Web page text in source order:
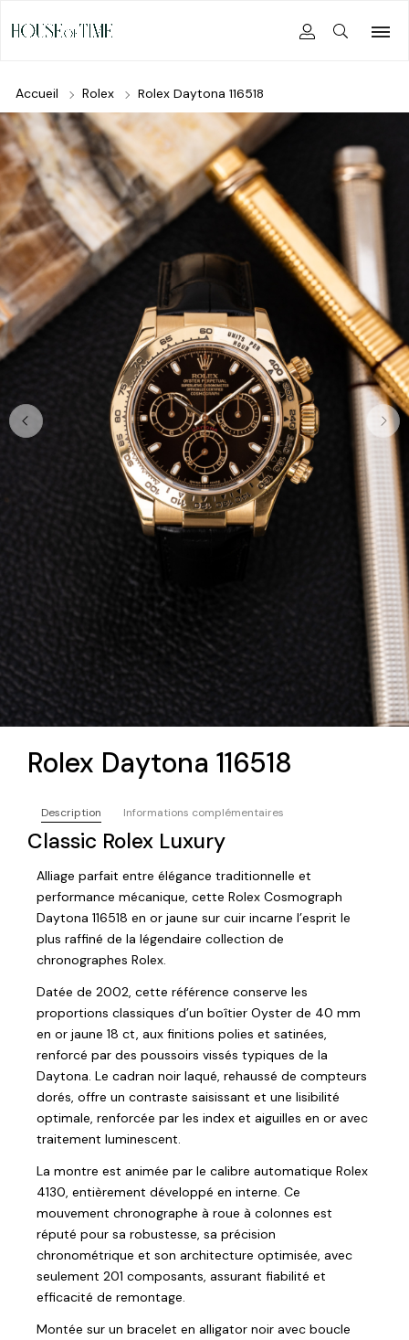
Accueil Rolex Rolex Daytona 116518
Rolex Daytona 116518
Description Informations complémentaires
Classic Rolex Luxury
Alliage parfait entre élégance traditionnelle et
performance mécanique, cette Rolex Cosmograph
Daytona 116518 en or jaune sur cuir incarne l’esprit le
plus raffiné de la légendaire collection de
chronographes Rolex.
Datée de 2002, cette référence conserve les
proportions classiques d’un boîtier Oyster de 40 mm
en or jaune 18 ct, aux finitions polies et satinées,
renforcé par des poussoirs vissés typiques de la
Daytona. Le cadran noir laqué, rehaussé de compteurs
dorés, offre un contraste saisissant et une lisibilité
optimale, renforcée par les index et aiguilles en or avec
traitement luminescent.
La montre est animée par le calibre automatique Rolex
4130, entièrement développé en interne. Ce
mouvement chronographe à roue à colonnes est
réputé pour sa robustesse, sa précision
chronométrique et son architecture optimisée, avec
seulement 201 composants, assurant fiabilité et
efficacité de remontage.
Montée sur un bracelet en alligator noir avec boucle